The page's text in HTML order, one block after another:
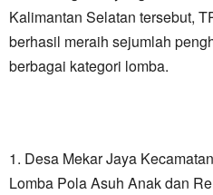
Kalimantan Selatan tersebut,
berhasil meraih sejumlah
berbagai kategori lomba.
1. Desa Mekar Jaya
Lomba Pola Asuh Anak dan